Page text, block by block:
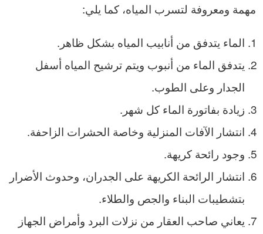
مهمة ومعروفة لتسرب المياه، كما يلي:
الماء يتدفق من أنابيب المياه بشكل ظاهر.
يتدفق الماء من أنبوب ويتم ترشيح المياه أسفل
الجدار وعلى الطوب.
زيادة بفاتورة الماء كل شهر.
انتشار الآفات المنزلية وخاصة الحشرات الزاحفة.
وجود رائحة كريهة.
انتشار الرائحة الكريهة على الجدران، وحدوث الأضرار
بتشطيبات البناء والجص والطلاء.
يعاني صاحب العقار من نزلات البرد وأمراض الجهاز